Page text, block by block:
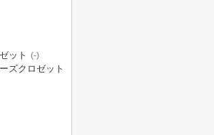
ット (-)
ズクロゼット